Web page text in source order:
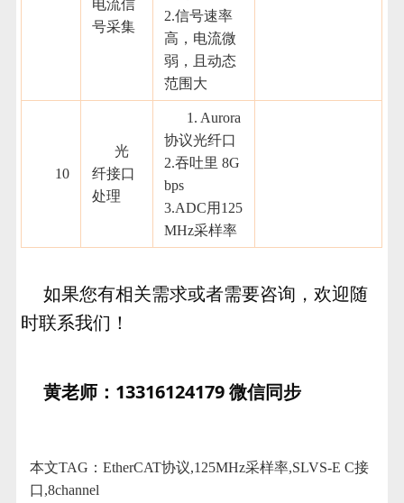
电流信
号采集
2.信号速率
高，电流微
弱，且动态
范围大
10
光
纤接口
处理
1. Aurora
协议光纤口
2.吞吐里 8G
bps
3.ADC用125
MHz采样率
如果您有相关需求或者需要咨询，欢迎随
时联系我们！
黄老师：13316124179 微信同步
本文TAG：EtherCAT协议,125MHz采样率,SLVS-E C接
口,8channel